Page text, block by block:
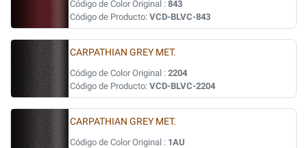
Código de Color Original : 843
Código de Producto: VCD-BLVC-843
CARPATHIAN GREY MET.
Código de Color Original : 2204
Código de Producto: VCD-BLVC-2204
CARPATHIAN GREY MET.
Código de Color Original : 1AU